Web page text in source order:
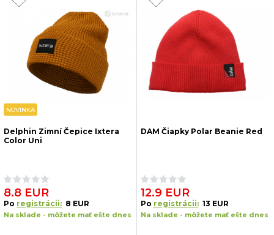
NOVINKA
Delphin Zimní Čepice Ixtera
Color Uni
8.8 EUR
Po registrácii: 8 EUR
Na sklade - môžete mať ešte dnes
DAM Čiapky Polar Beanie Red
12.9 EUR
Po registrácii: 13 EUR
Na sklade - môžete mať ešte dnes